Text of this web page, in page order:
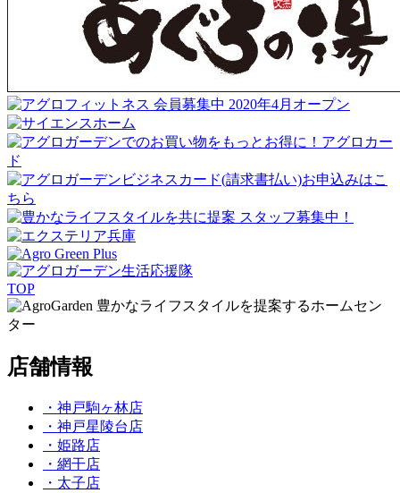
TOP
豊かなライフスタイルを提案するホームセン
ター
店舗情報
・神戸駒ヶ林店
・神戸星陵台店
・姫路店
・網干店
・太子店